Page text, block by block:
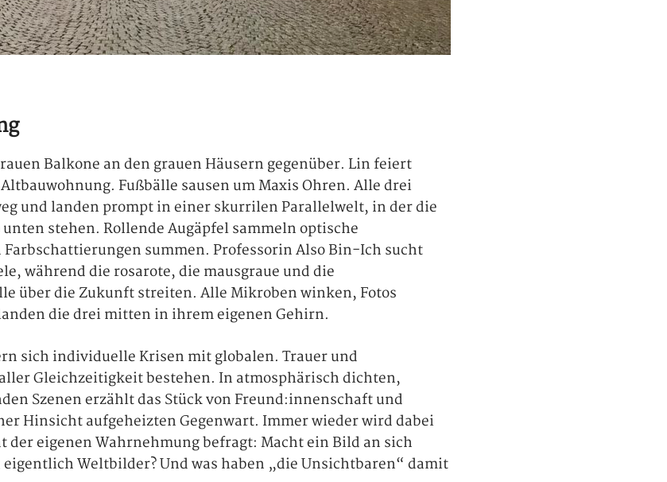
Balkone an den grauen Häusern gegenüber. Lin feiert
Fußbälle sausen um Maxis Ohren. Alle drei
und landen prompt in einer skurrilen Parallelwelt, in der die
stehen. Rollende Augäpfel sammeln optische
summen. Professorin Also Bin-Ich sucht
während die rosarote, die mausgraue und die
über die Zukunft streiten. Alle Mikroben winken, Fotos
die drei mitten in ihrem eigenen Gehirn.
sich individuelle Krisen mit globalen. Trauer und
Gleichzeitigkeit bestehen. In atmosphärisch dichten,
Szenen erzählt das Stück von Freund:innenschaft und
Hinsicht aufgeheizten Gegenwart. Immer wieder wird dabei
eigenen Wahrnehmung befragt: Macht ein Bild an sich
eigentlich Weltbilder? Und was haben „die Unsichtbaren“ damit